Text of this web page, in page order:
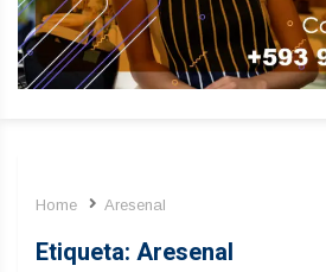
Home Aresenal
Etiqueta: Aresenal